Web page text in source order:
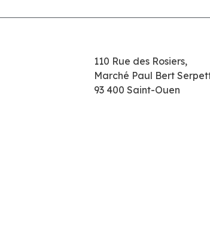
110 Rue des Rosiers,
Marché Paul Bert
93 400 Saint-Ouen